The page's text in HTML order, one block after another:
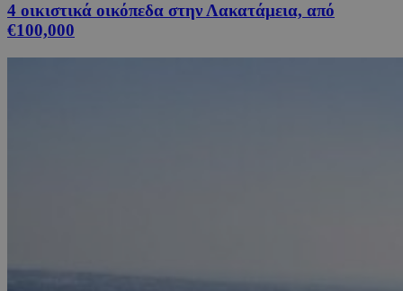
4 οικιστικά οικόπεδα στην Λακατάμεια, από
€100,000